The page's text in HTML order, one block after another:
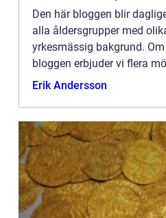
Den här bloggen blir
alla åldersgrupper med
yrkesmässig bakgrund.
bloggen erbjuder vi flera
Bannerannonser är endast
Erik Andersson